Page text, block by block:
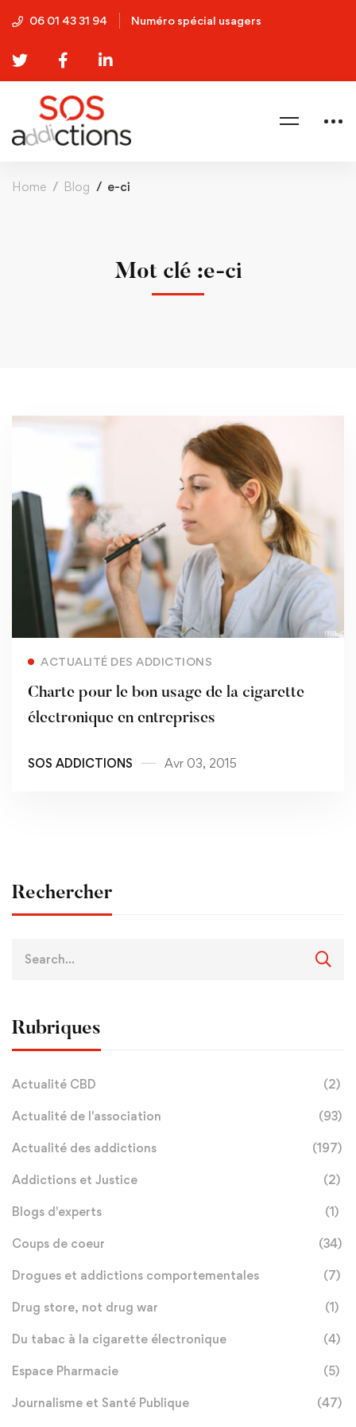
06 01 43 31 94 Numéro spécial usagers
Home Blog e-ci
Mot clé :e-ci
ACTUALITÉ DES ADDICTIONS
Charte pour le bon usage de la cigarette
électronique en entreprises
SOS ADDICTIONS Avr 03, 2015
Rechercher
Rubriques
Actualité CBD (2)
Actualité de l'association (93)
Actualité des addictions (197)
Addictions et Justice (2)
Blogs d'experts (1)
Coups de coeur (34)
Drogues et addictions comportementales (7)
Drug store, not drug war (1)
Du tabac à la cigarette électronique (4)
Espace Pharmacie (5)
Journalisme et Santé Publique (47)